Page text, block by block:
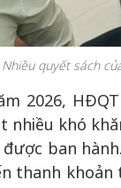
Nhiều quyết sách
2026,
nhiều khó
ban
thanh